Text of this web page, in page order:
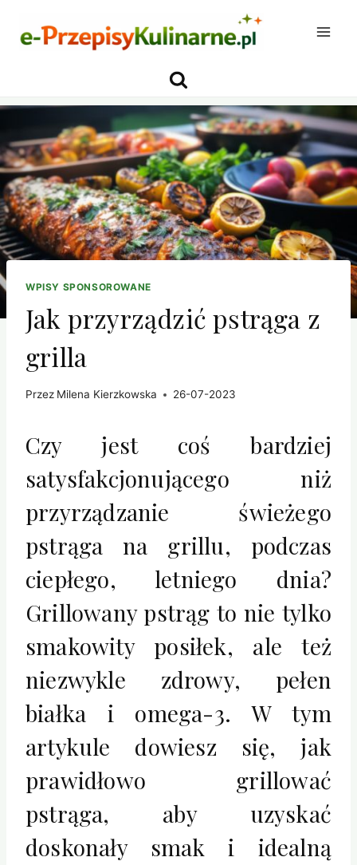
WPISY SPONSOROWANE
Jak przyrządzić pstrąga z
grilla
Przez Milena Kierzkowska 26-07-2023
Czy jest coś bardziej
satysfakcjonującego niż
przyrządzanie świeżego
pstrąga na grillu, podczas
ciepłego, letniego dnia?
Grillowany pstrąg to nie tylko
smakowity posiłek, ale też
niezwykle zdrowy, pełen
białka i omega-3. W tym
artykule dowiesz się, jak
prawidłowo grillować
pstrąga, aby uzyskać
doskonały smak i idealną